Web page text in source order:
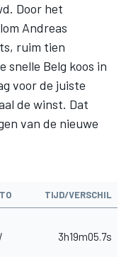
Door het
Andreas
ruim tien
snelle Belg koos in
voor de juiste
de winst. Dat
van de nieuwe
TIJD/VERSCHIL
3h19m05.7s